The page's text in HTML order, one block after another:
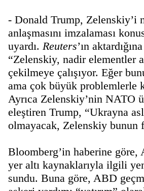
- Donald Trump, Zelenskiy’i
anlaşmasını imzalaması
uyardı. Reuters’ın
“Zelenskiy, nadir elementler
çekilmeye çalışıyor. Eğer
ama çok büyük problemlerle
Ayrıca Zelenskiy’nin NATO
eleştiren Trump, “Ukrayna
olmayacak, Zelenskiy bunun
Bloomberg’in haberine göre,
yer altı kaynaklarıyla ilgili
sundu. Buna göre, ABD